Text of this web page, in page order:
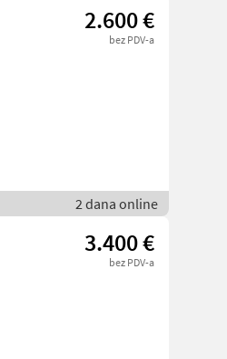
2.600 €
bez PDV-a
2 dana online
3.400 €
bez PDV-a